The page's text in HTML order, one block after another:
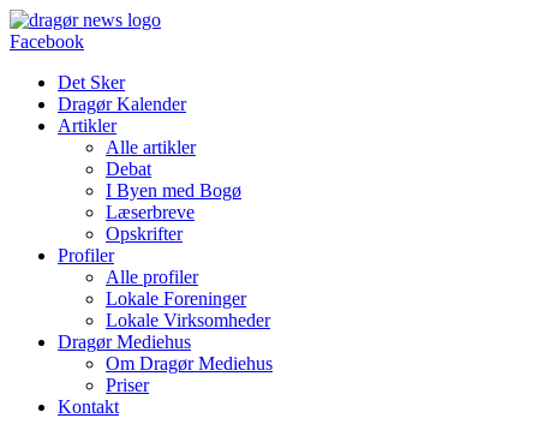
Videre
til
Facebook
Det Sker
Dragør Kalender
Artikler
Alle artikler
Debat
I Byen med Bogø
Læserbreve
Opskrifter
Profiler
Alle profiler
Lokale Foreninger
Lokale Virksomheder
Dragør Mediehus
Om Dragør Mediehus
Priser
Kontakt